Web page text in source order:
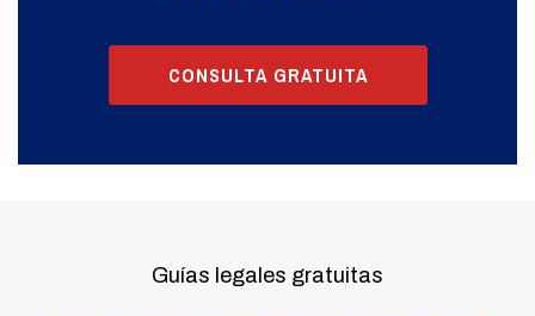
CONSULTA GRATUITA
Guías legales gratuitas